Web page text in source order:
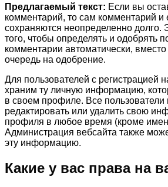
Предлагаемый текст: Если вы
комментарий, то сам комментарий и
сохраняются неопределенно долго.
того, чтобы определять и одобрять
комментарии автоматически,
очередь на одобрение.
Для пользователей с регистрацией
храним ту личную информацию,
в своем профиле. Все пользователи
редактировать или удалить свою
профиля в любое время (кроме
Администрация вебсайта также
эту информацию.
Какие у вас права на